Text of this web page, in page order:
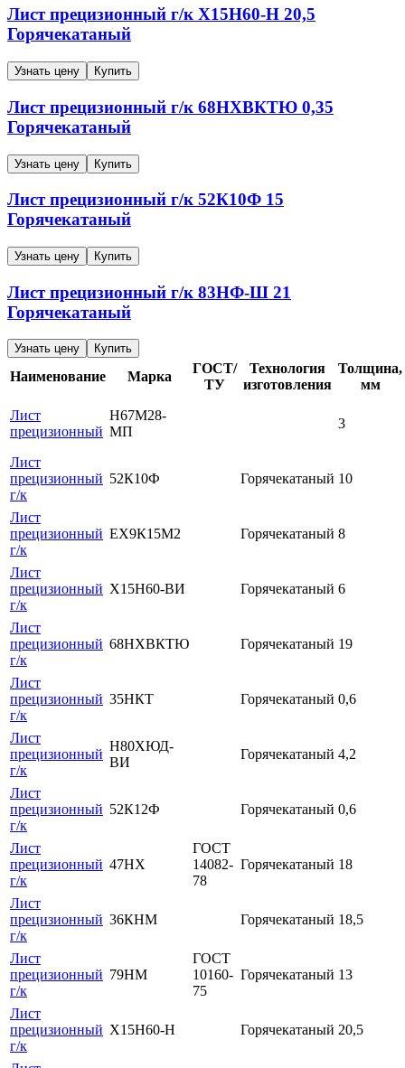
Лист прецизионный г/к Х15Н60-Н 20,5
Горячекатаный
Узнать цену Купить
Лист прецизионный г/к 68НХВКТЮ 0,35
Горячекатаный
Узнать цену Купить
Лист прецизионный г/к 52К10Ф 15
Горячекатаный
Узнать цену Купить
Лист прецизионный г/к 83НФ-Ш 21
Горячекатаный
Узнать цену Купить
Наименование Марка
ГОСТ/
ТУ
Технология
изготовления
Толщина,
мм
Лист
прецизионный
Н67М28-
МП
3
Лист
прецизионный
г/к
52К10Ф Горячекатаный 10
Лист
прецизионный
г/к
ЕХ9К15М2 Горячекатаный 8
Лист
прецизионный
г/к
Х15Н60-ВИ Горячекатаный 6
Лист
прецизионный
г/к
68НХВКТЮ Горячекатаный 19
Лист
прецизионный
г/к
35НКТ Горячекатаный 0,6
Лист
прецизионный
г/к
Н80ХЮД-
ВИ
Горячекатаный 4,2
Лист
прецизионный
г/к
52К12Ф Горячекатаный 0,6
Лист
прецизионный
г/к
47НХ
ГОСТ
14082-
78
Горячекатаный 18
Лист
прецизионный
г/к
36КНМ Горячекатаный 18,5
Лист
прецизионный
г/к
79НМ
ГОСТ
10160-
75
Горячекатаный 13
Лист
прецизионный
г/к
Х15Н60-Н Горячекатаный 20,5